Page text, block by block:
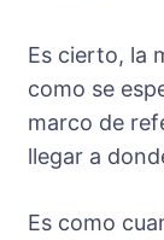
Es cierto, la
como se
marco de
llegar a
Es como